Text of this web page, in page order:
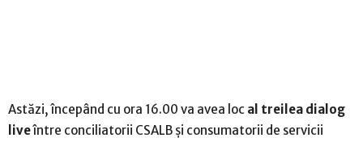
Astăzi, începând cu ora 16.00 va avea loc al treilea dialog
liveîntre conciliatorii CSALB și consumatorii de servicii